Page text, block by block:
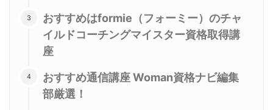
おすすめはformie（フォーミー）のチャ
イルドコーチングマイスター資格取得講
座
おすすめ通信講座 Woman資格ナビ編集
部厳選！